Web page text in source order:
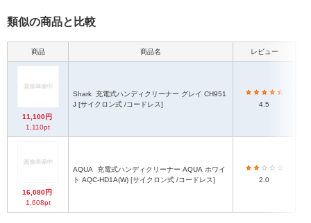
類似の商品と比較
商品 商品名 レビュー
11,100円
1,110pt
Shark
J [サイクロン式 /コードレス]
4.5
16,080円
1,608pt
AQUA
ト AQC-HD1A(W) [サイクロン式 /コードレス]
2.0